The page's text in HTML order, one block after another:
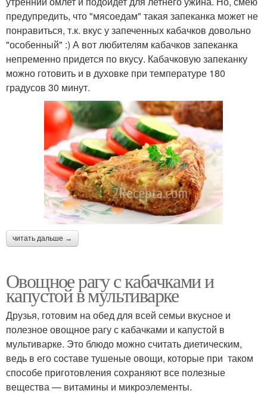
предупредить, что "мясоедам" такая запеканка может не
понравиться, т.к. вкус у запеченных кабачков довольно
"особенный" :) А вот любителям кабачков запеканка
непременно придется по вкусу. Кабачковую запеканку
можно готовить и в духовке при температуре 180
градусов 30 минут.
читать дальше →
Овощное рагу с кабачками и
капустой в мультиварке
Друзья, готовим на обед для всей семьи вкусное и
полезное овощное рагу с кабачками и капустой в
мультиварке. Это блюдо можно считать диетическим,
ведь в его составе тушеные овощи, которые при таком
способе приготовления сохраняют все полезные
вещества — витамины и микроэлементы.